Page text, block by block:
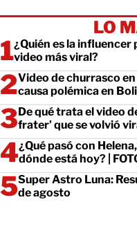
LO
¿Quién es la influencer
video más viral?
Video de churrasco
causa polémica en
De qué trata el video
frater’ que se volvió
¿Qué pasó con
dónde está hoy? |
Super Astro Luna:
de agosto